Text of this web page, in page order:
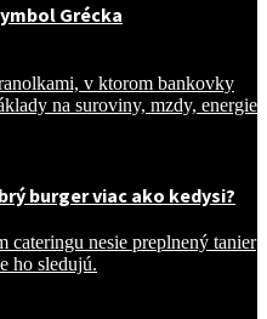
Grécka
burger viac ako kedysi?